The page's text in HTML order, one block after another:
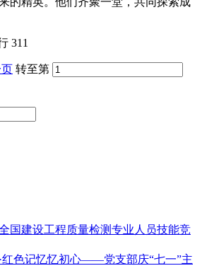
311
转至第
国建设工程质量检测专业人员技能竞
红色记忆忆初心——党支部庆“七一”主